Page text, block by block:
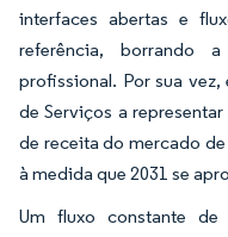
interfaces abertas e
referência, borrando
profissional. Por sua
de Serviços a
de receita do mercado
à medida que 2031 se
Um fluxo constante